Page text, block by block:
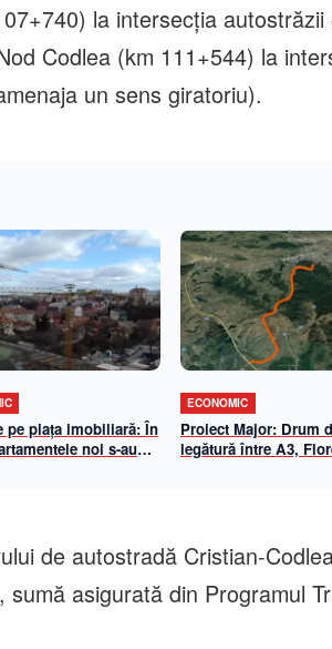
la intersecţia
Codlea (km 111+544) la
un sens giratoriu).
pe piața imobiliară: În
noi s-au
ECONOMIC
Proiect Major: Drum
legătură între A3,
de autostradă Cristian-
asigurată din Programul